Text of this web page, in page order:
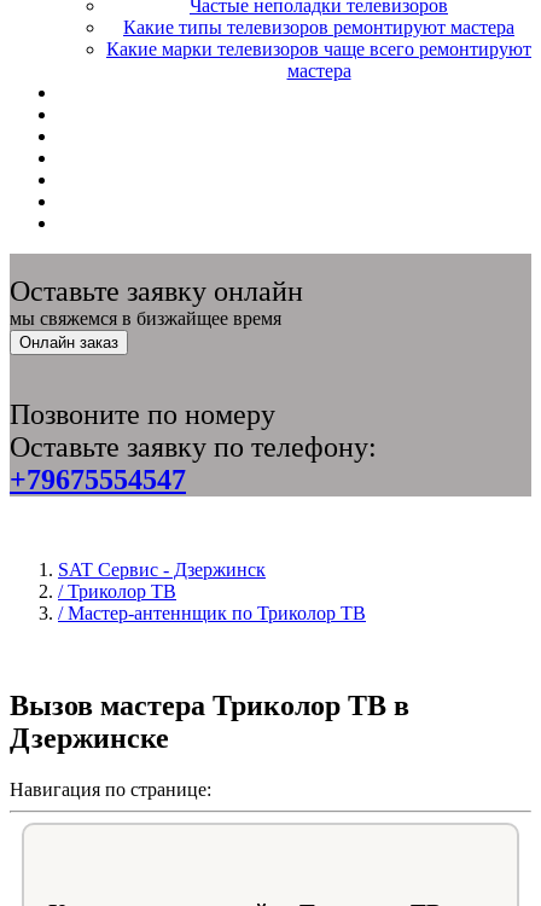
Частые неполадки телевизоров
Какие типы телевизоров ремонтируют мастера
Какие марки телевизоров чаще всего ремонтируют
мастера
Оставьте заявку онлайн
мы свяжемся в бизжайщее время
Онлайн заказ
Позвоните по номеру
Оставьте заявку по телефону:
+79675554547
SAT Сервис - Дзержинск
/ Триколор ТВ
/ Мастер-антеннщик по Триколор ТВ
Вызов мастера Триколор ТВ в
Дзержинске
Навигация по странице: